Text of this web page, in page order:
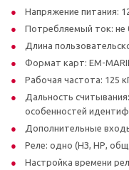
Напряжение питания:
Потребляемый ток: не
Длина
Формат карт: EM-
Рабочая частота: 125
Дальность
особенностей
Дополнительные
Реле: одно (НЗ, НР,
Настройка времени